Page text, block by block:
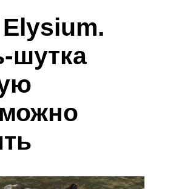
шутка